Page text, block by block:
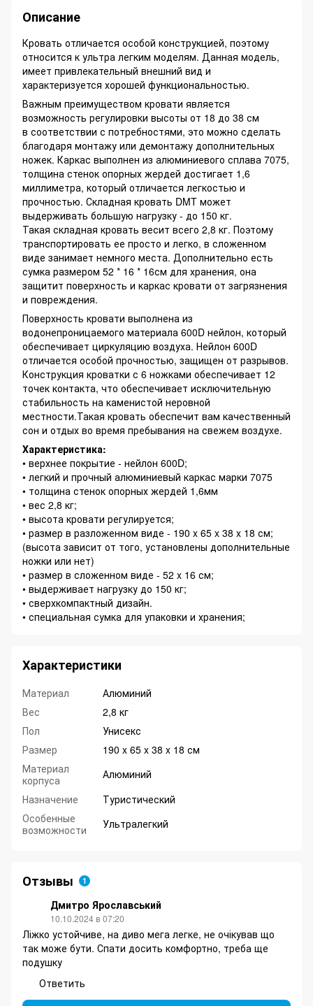
Описание
Кровать отличается особой конструкцией, поэтому
относится к ультра легким моделям. Данная модель,
имеет привлекательный внешний вид и
характеризуется хорошей функциональностью.
Важным преимуществом кровати является
возможность регулировки высоты от 18 до 38 см
в соответствии с потребностями, это можно сделать
благодаря монтажу или демонтажу дополнительных
ножек. Каркас выполнен из алюминиевого сплава 7075,
толщина стенок опорных жердей достигает 1,6
миллиметра, который отличается легкостью и
прочностью. Складная кровать DMT может
выдерживать большую нагрузку - до 150 кг.
Такая складная кровать весит всего 2,8 кг. Поэтому
транспортировать ее просто и легко, в сложенном
виде занимает немного места. Дополнительно есть
сумка размером 52 * 16 * 16см для хранения, она
защитит поверхность и каркас кровати от загрязнения
и повреждения.
Поверхность кровати выполнена из
водонепроницаемого материала 600D нейлон, который
обеспечивает циркуляцию воздуха. Нейлон 600D
отличается особой прочностью, защищен от разрывов.
Конструкция кроватки с 6 ножками обеспечивает 12
точек контакта, что обеспечивает исключительную
стабильность на каменистой неровной
местности.Такая кровать обеспечит вам качественный
сон и отдых во время пребывания на свежем воздухе.
Характеристика:
• верхнее покрытие - нейлон 600D;
• легкий и прочный алюминиевый каркас марки 7075
• толщина стенок опорных жердей 1,6мм
• вес 2,8 кг;
• высота кровати регулируется;
• размер в разложенном виде - 190 x 65 x 38 x 18 см;
(высота зависит от того, установлены дополнительные
ножки или нет)
• размер в сложенном виде - 52 x 16 см;
• выдерживает нагрузку до 150 кг;
• сверхкомпактный дизайн.
• специальная сумка для упаковки и хранения;
Характеристики
Материал
Алюминий
Вес
2,8 кг
Пол
Унисекс
Размер
190 x 65 x 38 x 18 см
Материал
корпуса
Алюминий
Назначение
Туристический
Особенные
возможности
Ультралегкий
Отзывы 1
Дмитро Ярославський
10.10.2024 в 07:20
Ліжко устойчиве, на диво мега легке, не очікував що
так може бути. Спати досить комфортно, треба ще
подушку
Ответить